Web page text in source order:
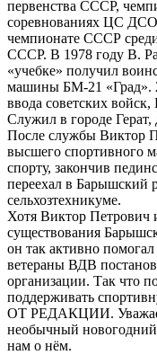
первенства СССР,
соревнованиях ЦС ДСО
чемпионате СССР
СССР. В 1978 году В.
«учебке» получил
машины БМ-21 «Град».
ввода советских
Служил в городе Герат,
После службы Виктор
высшего спортивного
спорту, закончив
переехал в Барышский
сельхозтехникуме.
Хотя Виктор Петрович
существования
он так активно
ветераны ВДВ
организации. Так что
поддерживать
ОТ РЕДАКЦИИ.
необычный
нам о нём.